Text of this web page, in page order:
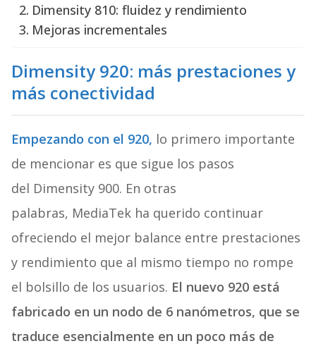
Dimensity 810: fluidez y rendimiento
Mejoras incrementales
Dimensity 920: más prestaciones y
más conectividad
Empezando con el 920, lo primero importante
de mencionar es que sigue los pasos
del Dimensity 900. En otras
palabras, MediaTek ha querido continuar
ofreciendo el mejor balance entre prestaciones
y rendimiento que al mismo tiempo no rompe
el bolsillo de los usuarios. El nuevo 920 está
fabricado en un nodo de 6 nanómetros, que se
traduce esencialmente en un poco más de